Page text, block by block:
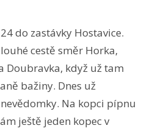
do zastávky Hostavice.
cestě směr Horka,
Doubravka, když už tam
bažiny. Dnes už
Na kopci pípnu
ještě jeden kopec v